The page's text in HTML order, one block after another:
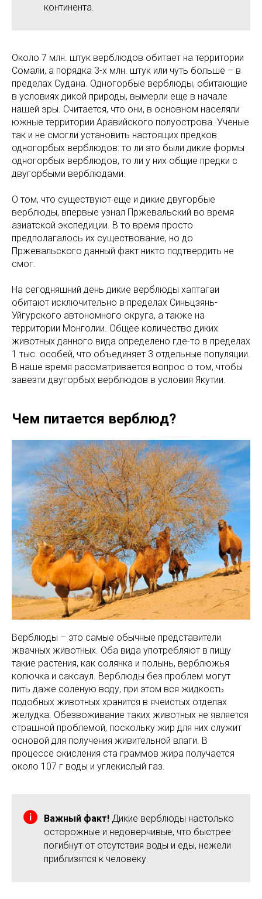
континента.
Около 7 млн. штук верблюдов обитает на территории
Сомали, а порядка 3-х млн. штук или чуть больше – в
пределах Судана. Одногорбые верблюды, обитающие
в условиях дикой природы, вымерли еще в начале
нашей эры. Считается, что они, в основном населяли
южные территории Аравийского полуострова. Ученые
так и не смогли установить настоящих предков
одногорбых верблюдов: то ли это были дикие формы
одногорбых верблюдов, то ли у них общие предки с
двугорбыми верблюдами.
О том, что существуют еще и дикие двугорбые
верблюды, впервые узнал Пржевальский во время
азиатской экспедиции. В то время просто
предполагалось их существование, но до
Пржевальского данный факт никто подтвердить не
смог.
На сегодняшний день дикие верблюды хаптагаи
обитают исключительно в пределах Синьцзянь-
Уйгурского автономного округа, а также на
территории Монголии. Общее количество диких
животных данного вида определено где-то в пределах
1 тыс. особей, что объединяет 3 отдельные популяции.
В наше время рассматривается вопрос о том, чтобы
завезти двугорбых верблюдов в условия Якутии.
Чем питается верблюд?
Верблюды – это самые обычные представители
жвачных животных. Оба вида употребляют в пищу
такие растения, как солянка и полынь, верблюжья
колючка и саксаул. Верблюды без проблем могут
пить даже соленую воду, при этом вся жидкость
подобных животных хранится в ячеистых отделах
желудка. Обезвоживание таких животных не является
страшной проблемой, поскольку жир для них служит
основой для получения живительной влаги. В
процессе окисления ста граммов жира получается
около 107 г воды и углекислый газ.
Важный факт! Дикие верблюды настолько
осторожные и недоверчивые, что быстрее
погибнут от отсутствия воды и еды, нежели
приблизятся к человеку.